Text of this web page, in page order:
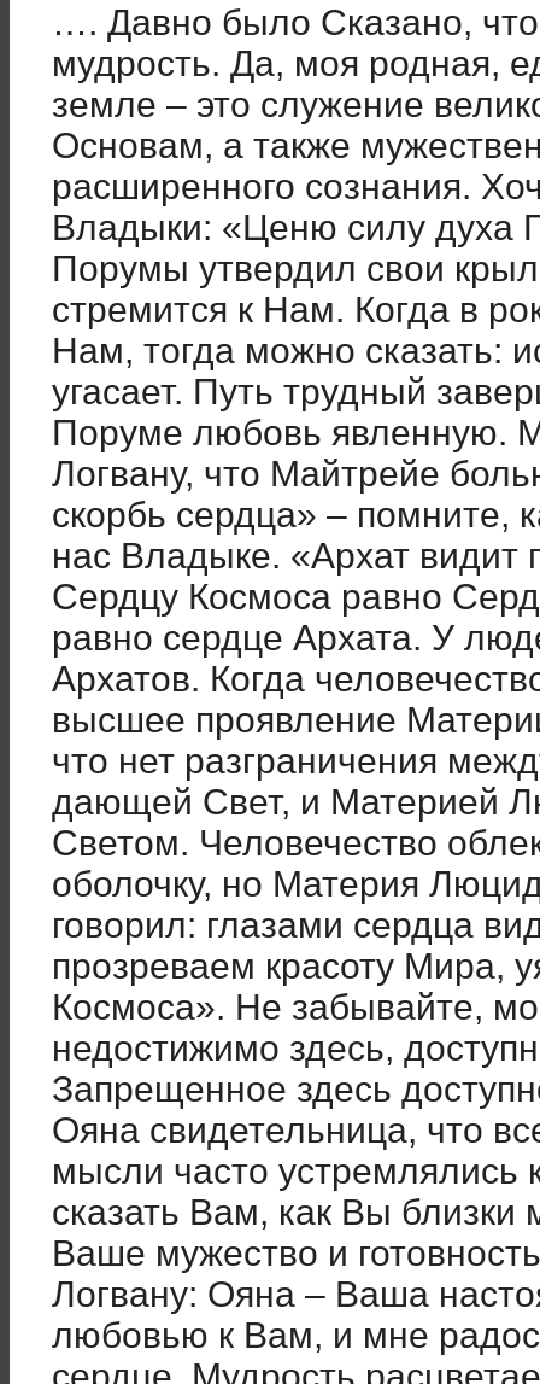
…. Давно было Сказано, что
мудрость. Да, моя родная,
земле – это служение
Основам, а также
расширенного сознания.
Владыки: «Ценю силу духа
Порумы утвердил свои
стремится к Нам. Когда в
Нам, тогда можно сказать:
угасает. Путь трудный
Поруме любовь явленную.
Логвану, что Майтрейе
скорбь сердца» – помните,
нас Владыке. «Архат видит
Сердцу Космоса равно
равно сердце Архата. У
Архатов. Когда
высшее проявление
что нет разграничения
дающей Свет, и Материей
Светом. Человечество
оболочку, но Материя
говорил: глазами сердца
прозреваем красоту Мира,
Космоса». Не забывайте,
недостижимо здесь,
Запрещенное здесь
Ояна свидетельница, что
мысли часто устремлялись
сказать Вам, как Вы
Ваше мужество и
Логвану: Ояна – Ваша
любовью к Вам, и мне
сердце. Мудрость